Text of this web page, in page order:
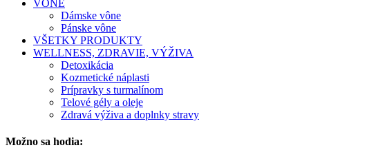
VÔNE
Dámske vône
Pánske vône
VŠETKY PRODUKTY
WELLNESS, ZDRAVIE, VÝŽIVA
Detoxikácia
Kozmetické náplasti
Prípravky s turmalínom
Telové gély a oleje
Zdravá výživa a doplnky stravy
Možno sa hodia: